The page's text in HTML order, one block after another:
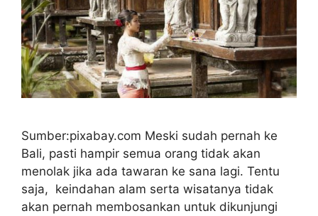
Sumber:pixabay.com Meski sudah pernah ke
Bali, pasti hampir semua orang tidak akan
menolak jika ada tawaran ke sana lagi. Tentu
saja, keindahan alam serta wisatanya tidak
akan pernah membosankan untuk dikunjungi